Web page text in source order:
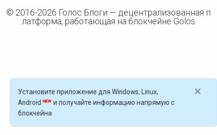
© 2016-2026 Голос Блоги — децентрализованная п
латформа, работающая на блокчейне Golos
×
Установите приложение для Windows, Linux,
Android
и получайте информацию напрямую с
блокчейна